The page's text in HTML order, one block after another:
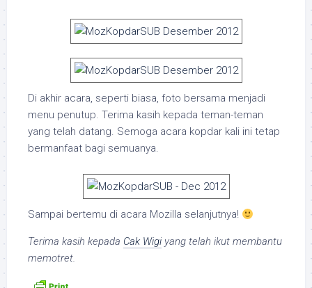
Di akhir acara, seperti biasa, foto bersama menjadi
menu penutup. Terima kasih kepada teman-teman
yang telah datang. Semoga acara kopdar kali ini tetap
bermanfaat bagi semuanya.
Sampai bertemu di acara Mozilla selanjutnya!
Terima kasih kepada Cak Wigi yang telah ikut membantu
memotret.